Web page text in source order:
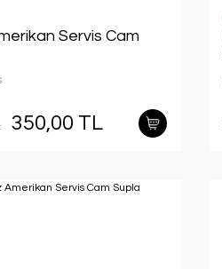
Servis Cam
350,00 TL